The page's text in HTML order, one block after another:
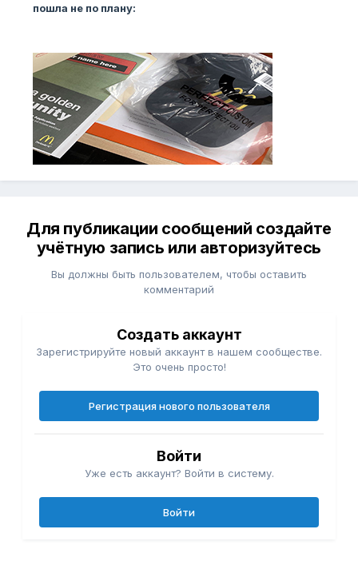
пошла не по плану:
Для публикации сообщений создайте
учётную запись или авторизуйтесь
Вы должны быть пользователем, чтобы оставить
комментарий
Создать аккаунт
Зарегистрируйте новый аккаунт в нашем сообществе.
Это очень просто!
Регистрация нового пользователя
Войти
Уже есть аккаунт? Войти в систему.
Войти